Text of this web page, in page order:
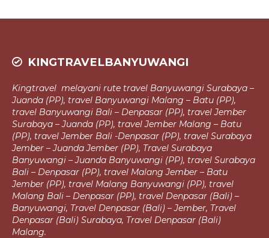
KINGTRAVELBANYUWANGI
Kingtravel melayani rute travel Banyuwangi Surabaya –
Juanda (PP), travel Banyuwangi Malang – Batu (PP),
travel Banyuwangi Bali – Denpasar (PP), travel Jember
Surabaya – Juanda (PP), travel Jember Malang – Batu
(PP), travel Jember Bali -Denpasar (PP), travel Surabaya
Jember – Juanda Jember (PP), Travel Surabaya
Banyuwangi – Juanda Banyuwangi (PP), travel Surabaya
Bali – Denpasar (PP), travel Malang Jember – Batu
Jember (PP), travel Malang Banyuwangi (PP), travel
Malang Bali – Denpasar (PP), travel Denpasar (Bali) –
Banyuwangi, Travel Denpasar (Bali) – Jember, Travel
Denpasar (Bali) Surabaya, Travel Denpasar (Bali)
Malang.